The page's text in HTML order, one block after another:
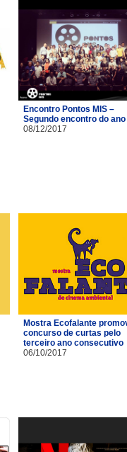
Encontro Pontos MIS –
Segundo encontro do ano
08/12/2017
Mostra Ecofalante
concurso de curtas pelo
terceiro ano consecutivo
06/10/2017